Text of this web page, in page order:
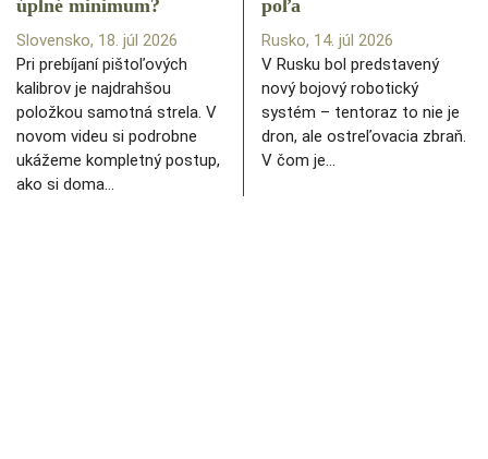
úplné minimum?
Slovensko, 18. júl 2026
Pri prebíjaní pištoľových
kalibrov je najdrahšou
položkou samotná strela. V
novom videu si podrobne
ukážeme kompletný postup,
ako si doma…
poľa
Rusko, 14. júl 2026
V Rusku bol predstavený
nový bojový robotický
systém – tentoraz to nie je
dron, ale ostreľovacia zbraň.
V čom je…